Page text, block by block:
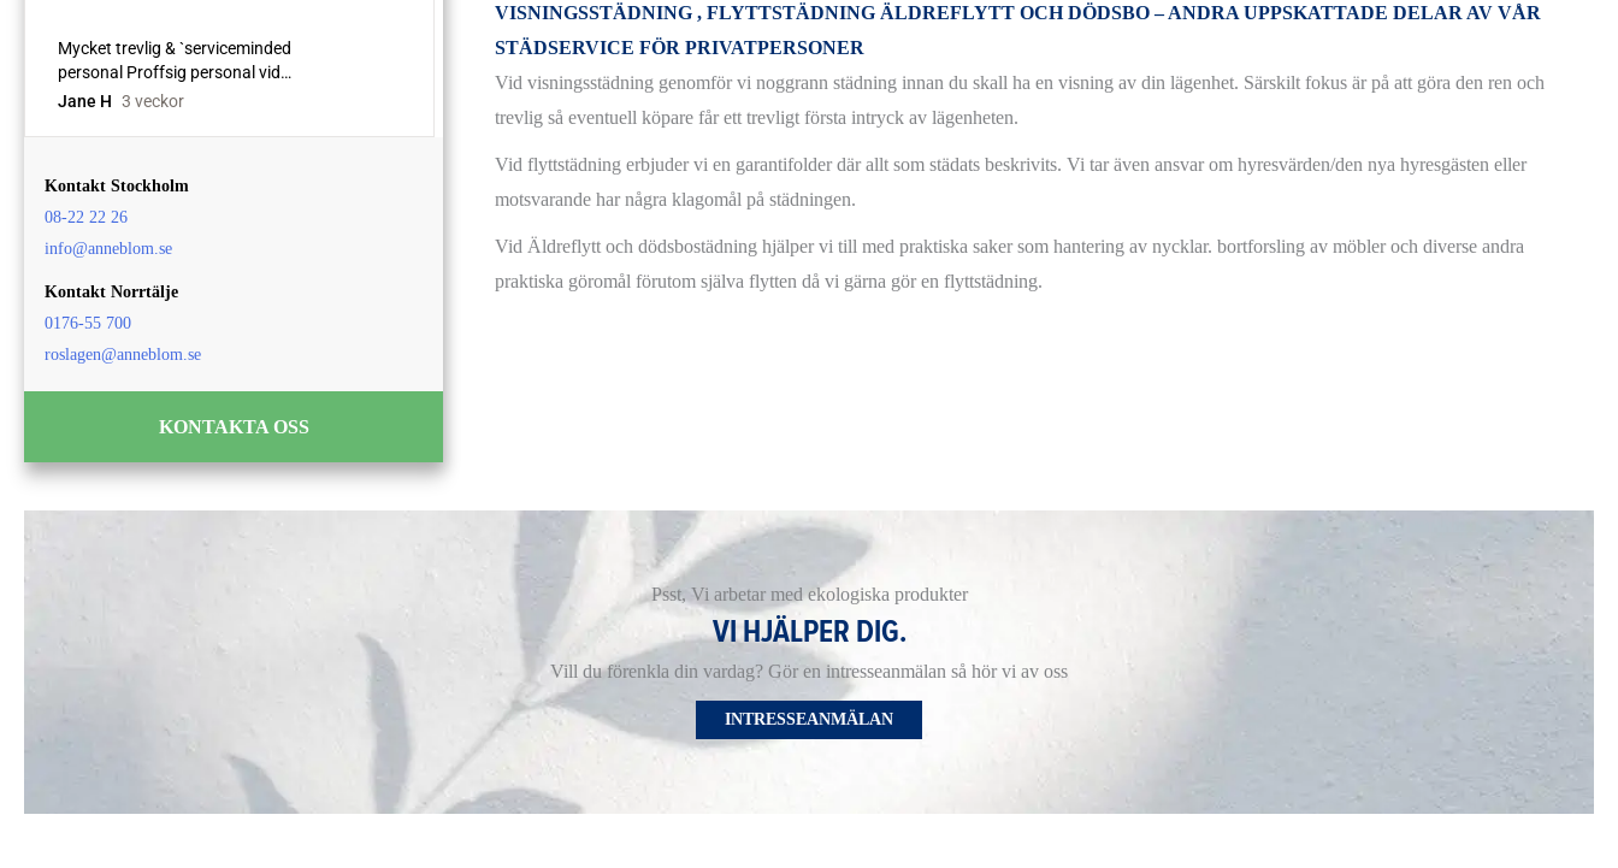
Kontakt Stockholm
08-22 22 26
info@anneblom.se
Kontakt Norrtälje
0176-55 700
roslagen@anneblom.se
KONTAKTA OSS
VISNINGSSTÄDNING , FLYTTSTÄDNING ÄLDREFLYTT OCH DÖDSBO – ANDRA UPPSKATTADE DELAR AV VÅR
STÄDSERVICE FÖR PRIVATPERSONER
Vid visningsstädning genomför vi noggrann städning innan du skall ha en visning av din lägenhet. Särskilt fokus är på att göra den ren och
trevlig så eventuell köpare får ett trevligt första intryck av lägenheten.
Vid flyttstädning erbjuder vi en garantifolder där allt som städats beskrivits. Vi tar även ansvar om hyresvärden/den nya hyresgästen eller
motsvarande har några klagomål på städningen.
Vid Äldreflytt och dödsbostädning hjälper vi till med praktiska saker som hantering av nycklar. bortforsling av möbler och diverse andra
praktiska göromål förutom själva flytten då vi gärna gör en flyttstädning.
Psst, Vi arbetar med ekologiska produkter
VI HJÄLPER DIG.
Vill du förenkla din vardag? Gör en intresseanmälan så hör vi av oss
INTRESSEANMÄLAN